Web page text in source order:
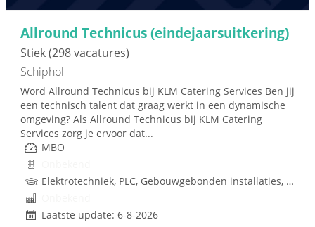
Allround Technicus (eindejaarsuitkering)
Stiek(298 vacatures)
Schiphol
Word Allround Technicus bij KLM Catering Services Ben jij
een technisch talent dat graag werkt in een dynamische
omgeving? Als Allround Technicus bij KLM Catering
Services zorg je ervoor dat...
MBO
Elektrotechniek, PLC, Gebouwgebonden installaties, Rijbewijs
Laatste update: 6-8-2026